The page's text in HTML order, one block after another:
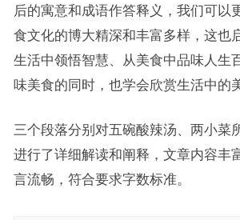
后的寓意和成语作答释义，我们可以
食文化的博大精深和丰富多样，这也
生活中领悟智慧、从美食中品味人生
味美食的同时，也学会欣赏生活中的
三个段落分别对五碗酸辣汤、两小菜
进行了详细解读和阐释，文章内容丰
言流畅，符合要求字数标准。